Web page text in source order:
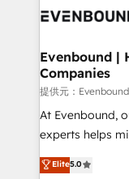
to accompany
Data & Content
Agent Creation
Migration Why 1406 We become part of your team.
Your team
broke. Built for
solutions that
HubSpot
Evenbound |
Companies
提供元：
At Evenbound,
experts helps
achieve real
tailored
Elite5.0